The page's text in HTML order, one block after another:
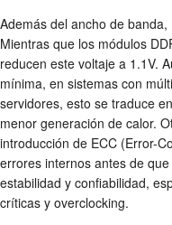
Además del ancho de
Mientras que los módulos
reducen este voltaje a 1.1V.
mínima, en sistemas con
servidores, esto se traduce
menor generación de calor.
introducción de ECC (Error-
errores internos antes de
estabilidad y confiabilidad,
críticas y overclocking.